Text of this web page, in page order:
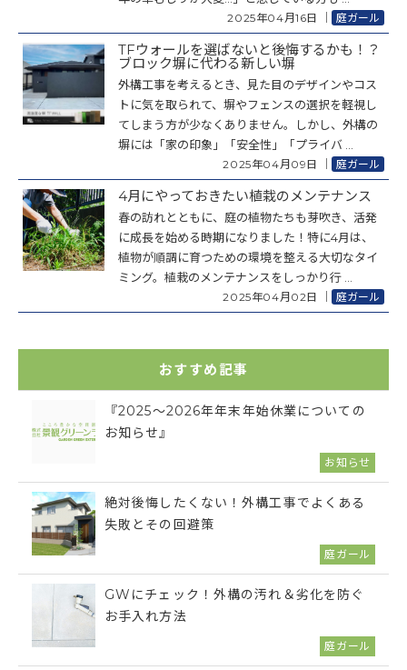
2025年04月16日 庭ガール
TFウォールを選ばないと後悔するかも！？
ブロック塀に代わる新しい塀
外構工事を考えるとき、見た目のデザインやコス
トに気を取られて、塀やフェンスの選択を軽視し
てしまう方が少なくありません。しかし、外構の
塀には「家の印象」「安全性」「プライバ ...
2025年04月09日 庭ガール
4月にやっておきたい植栽のメンテナンス
春の訪れとともに、庭の植物たちも芽吹き、活発
に成長を始める時期になりました！特に4月は、
植物が順調に育つための環境を整える大切なタイ
ミング。植栽のメンテナンスをしっかり行 ...
2025年04月02日 庭ガール
おすすめ記事
『2025～2026年年末年始休業についての
お知らせ』
お知らせ
絶対後悔したくない！外構工事でよくある
失敗とその回避策
庭ガール
GWにチェック！外構の汚れ＆劣化を防ぐ
お手入れ方法
庭ガール